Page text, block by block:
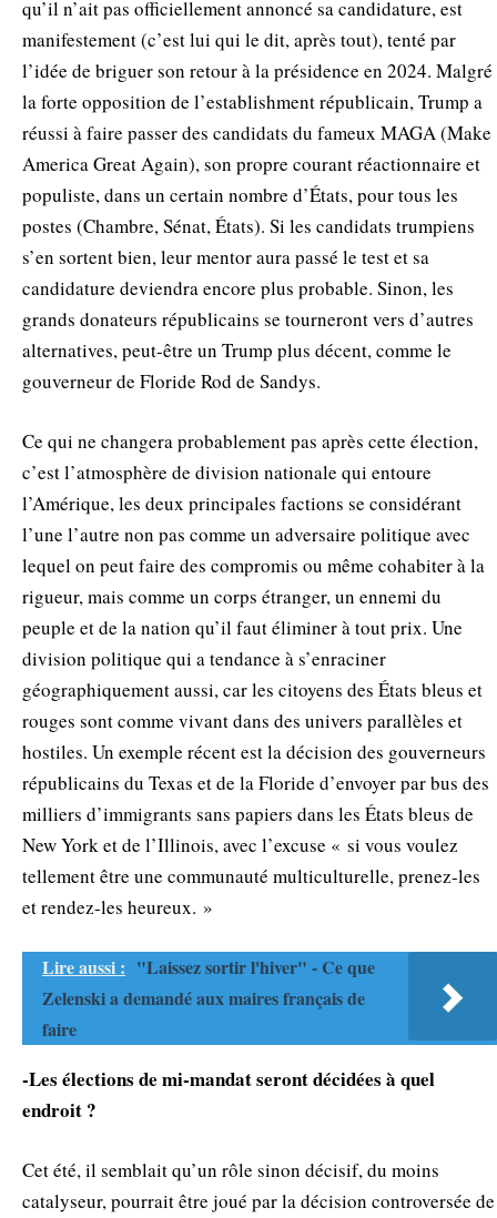
qu’il n’ait pas officiellement annoncé sa candidature, est
manifestement (c’est lui qui le dit, après tout), tenté par
l’idée de briguer son retour à la présidence en 2024. Malgré
la forte opposition de l’establishment républicain, Trump a
réussi à faire passer des candidats du fameux MAGA (Make
America Great Again), son propre courant réactionnaire et
populiste, dans un certain nombre d’États, pour tous les
postes (Chambre, Sénat, États). Si les candidats trumpiens
s’en sortent bien, leur mentor aura passé le test et sa
candidature deviendra encore plus probable. Sinon, les
grands donateurs républicains se tourneront vers d’autres
alternatives, peut-être un Trump plus décent, comme le
gouverneur de Floride Rod de Sandys.
Ce qui ne changera probablement pas après cette élection,
c’est l’atmosphère de division nationale qui entoure
l’Amérique, les deux principales factions se considérant
l’une l’autre non pas comme un adversaire politique avec
lequel on peut faire des compromis ou même cohabiter à la
rigueur, mais comme un corps étranger, un ennemi du
peuple et de la nation qu’il faut éliminer à tout prix. Une
division politique qui a tendance à s’enraciner
géographiquement aussi, car les citoyens des États bleus et
rouges sont comme vivant dans des univers parallèles et
hostiles. Un exemple récent est la décision des gouverneurs
républicains du Texas et de la Floride d’envoyer par bus des
milliers d’immigrants sans papiers dans les États bleus de
New York et de l’Illinois, avec l’excuse « si vous voulez
tellement être une communauté multiculturelle, prenez-les
et rendez-les heureux. »
Lire aussi : "Laissez sortir l'hiver" - Ce que
Zelenski a demandé aux maires français de
faire
-Les élections de mi-mandat seront décidées à quel
endroit ?
Cet été, il semblait qu’un rôle sinon décisif, du moins
catalyseur, pourrait être joué par la décision controversée de